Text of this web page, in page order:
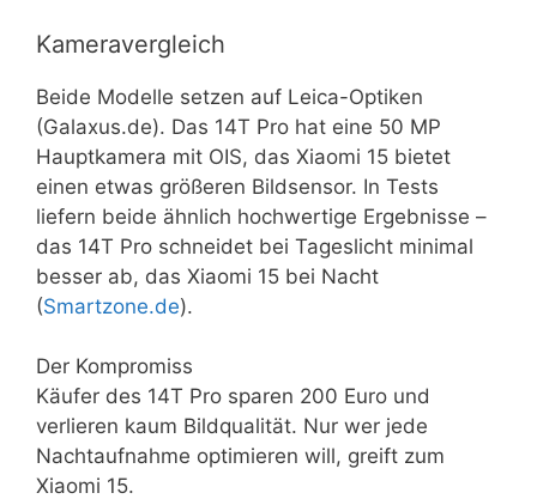
Kameravergleich
Beide Modelle setzen auf Leica-Optiken
(Galaxus.de). Das 14T Pro hat eine 50 MP
Hauptkamera mit OIS, das Xiaomi 15 bietet
einen etwas größeren Bildsensor. In Tests
liefern beide ähnlich hochwertige Ergebnisse –
das 14T Pro schneidet bei Tageslicht minimal
besser ab, das Xiaomi 15 bei Nacht
(Smartzone.de).
Der Kompromiss
Käufer des 14T Pro sparen 200 Euro und
verlieren kaum Bildqualität. Nur wer jede
Nachtaufnahme optimieren will, greift zum
Xiaomi 15.